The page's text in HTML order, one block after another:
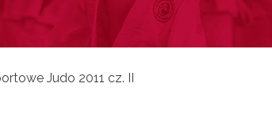
Judo 2011 cz. II